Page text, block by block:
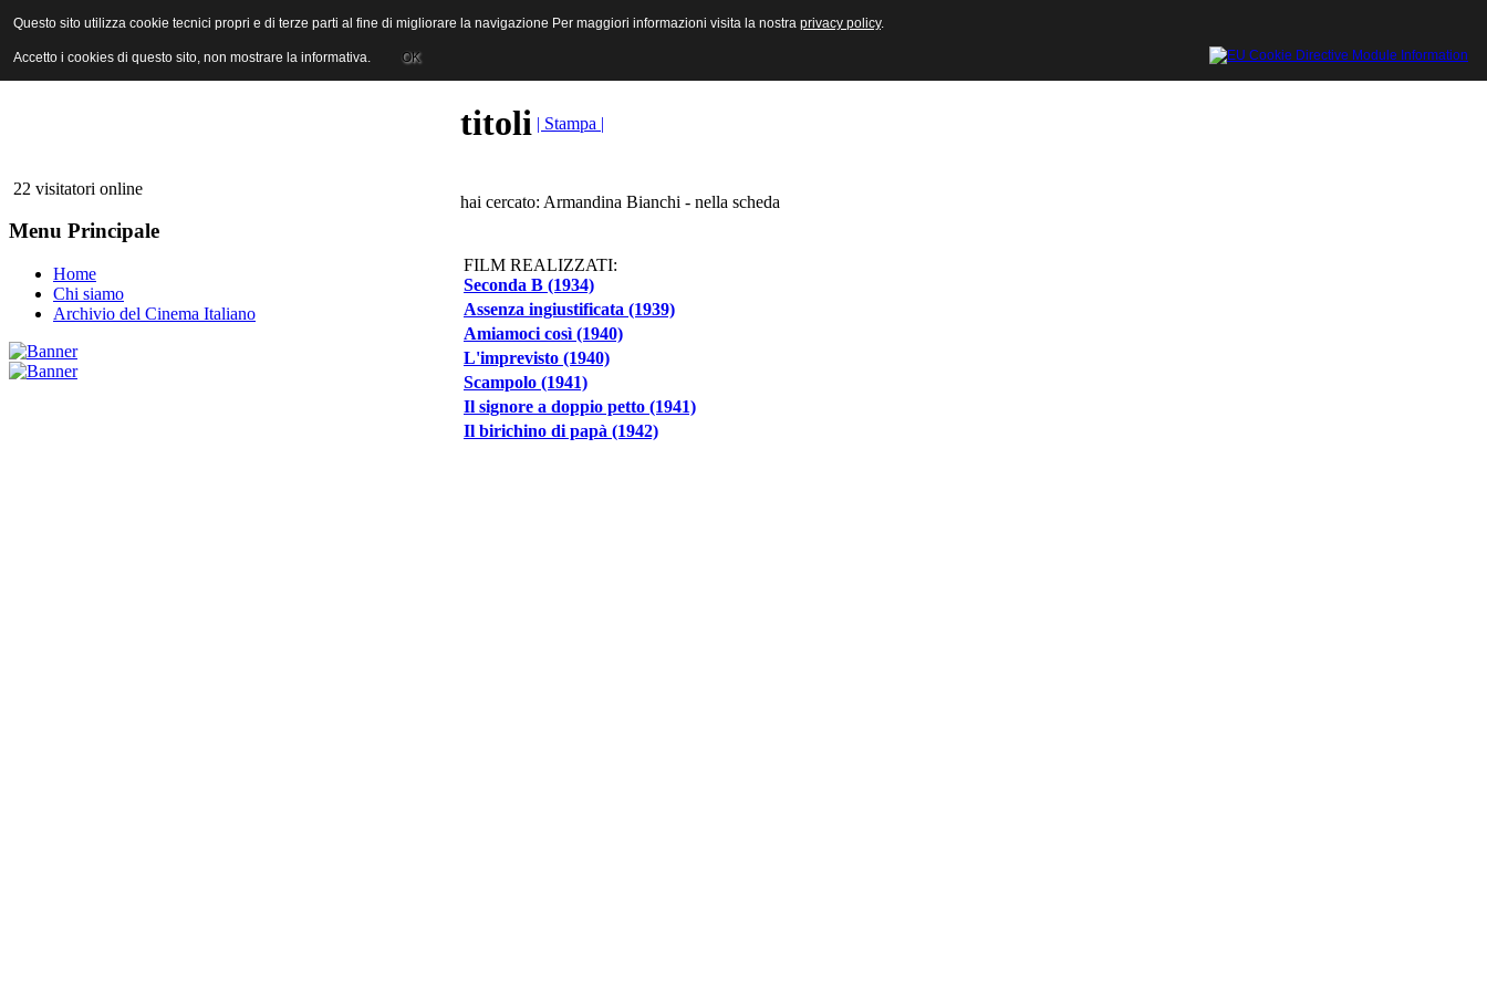
ANICA | Associazione Nazionale Industrie Cinematografiche Audiovisive e Multimediali
22 visitatori online
Menu Principale
Home
Chi siamo
Archivio del Cinema Italiano
titoli | Stampa |
hai cercato: Armandina Bianchi - nella scheda
FILM REALIZZATI:
Seconda B (1934)
Assenza ingiustificata (1939)
Amiamoci così (1940)
L'imprevisto (1940)
Scampolo (1941)
Il signore a doppio petto (1941)
Il birichino di papà (1942)
Questo sito utilizza cookie tecnici propri e di terze parti al fine di migliorare la navigazione Per maggiori informazioni visita la nostra privacy policy.
Accetto i cookies di questo sito, non mostrare la informativa. OK
Questo sito utilizza cookie tecnici propri e di terze parti al fine di migliorare la navigazione Per maggiori informazioni visita la nostra privacy policy.
Accetto i cookies di questo sito, non mostrare la informativa. OK